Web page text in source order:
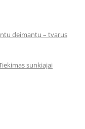
deimantu – tvarus
sunkiajai